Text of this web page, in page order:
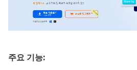
주요 기능: